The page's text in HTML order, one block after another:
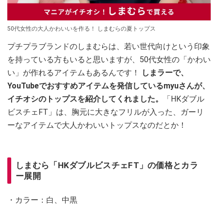
50代女性の大人かわいいを作る！ しまむらの夏トップス
プチプラブランドのしまむらは、若い世代向けという印象
を持っている方もいると思いますが、50代女性の「かわい
い」が作れるアイテムもあるんです！
しまラーで、
YouTubeでおすすめアイテムを発信しているmyuさんが、
イチオシのトップスを紹介してくれました。
「HKダブル
ビスチェFT」は、胸元に大きなフリルが入った、ガーリ
ーなアイテムで大人かわいいトップスなのだとか！
しまむら「HKダブルビスチェFT」の価格とカラ
ー展開
・カラー：白、中黒